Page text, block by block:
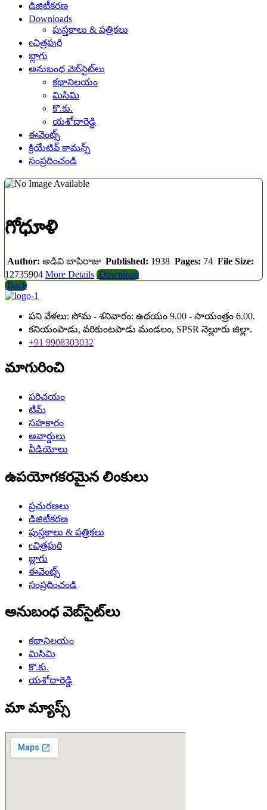
డిజిటీకరణ
Downloads
పుస్తకాలు & పత్రికలు
eచిత్రపురి
బ్లాగు
అనుబంధ వెబ్‌సైట్‌లు
కథానిలయం
మిసిమి
కొ.కు.
యశోదారెడ్డి
ఈవెంట్స్
క్రియేటివ్ కామన్స్
సంప్రదించండి
గోధూళి
Author: అడివి బాపిరాజు Published: 1938 Pages: 74 File Size:
12735904 More Details Download
Back
పని వేళలు: సోమ - శనివారం: ఉదయం 9.00 - సాయంత్రం 6.00.
కనియంపాడు, వరికుంటపాడు మండలం, SPSR నెల్లూరు జిల్లా.
+91 9908303032
మాగురించి
పరిచయం
టీమ్
సహకారం
అవార్డులు
వీడియోలు
ఉపయోగకరమైన లింకులు
ప్రచురణలు
డిజిటీకరణ
పుస్తకాలు & పత్రికలు
eచిత్రపురి
బ్లాగు
ఈవెంట్స్
సంప్రదించండి
అనుబంధ వెబ్‌సైట్‌లు
కథానిలయం
మిసిమి
కొ.కు.
యశోదారెడ్డి
మా మ్యాప్స్